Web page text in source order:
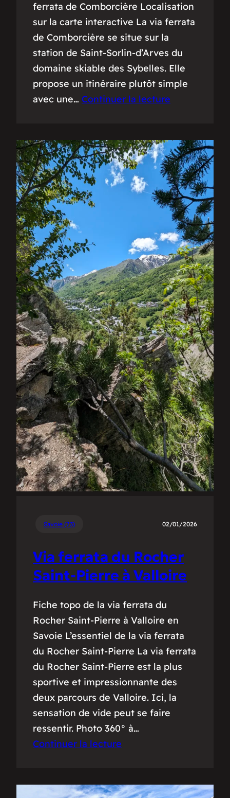
ferrata de Comborcière Localisation
sur la carte interactive La via ferrata
de Comborcière se situe sur la
station de Saint-Sorlin-d’Arves du
domaine skiable des Sybelles. Elle
propose un itinéraire plutôt simple
avec une… Continuer la lecture
Savoie (73) 02/01/2026
Via ferrata du Rocher
Saint-Pierre à Valloire
Fiche topo de la via ferrata du
Rocher Saint-Pierre à Valloire en
Savoie L’essentiel de la via ferrata
du Rocher Saint-Pierre La via ferrata
du Rocher Saint-Pierre est la plus
sportive et impressionnante des
deux parcours de Valloire. Ici, la
sensation de vide peut se faire
ressentir. Photo 360° à…
Continuer la lecture